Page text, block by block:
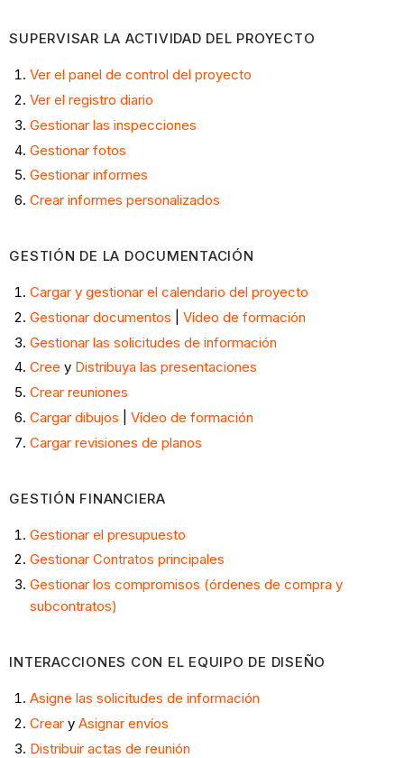
SUPERVISAR LA ACTIVIDAD DEL PROYECTO
Ver el panel de control del proyecto
Ver el registro diario
Gestionar las inspecciones
Gestionar fotos
Gestionar informes
Crear informes personalizados
GESTIÓN DE LA DOCUMENTACIÓN
Cargar y gestionar el calendario del proyecto
Gestionar documentos
Vídeo de formación
Gestionar las solicitudes de información
Cree y Distribuya las presentaciones
Crear reuniones
Cargar dibujos
Vídeo de formación
Cargar revisiones de planos
GESTIÓN FINANCIERA
Gestionar el presupuesto
Gestionar Contratos principales
Gestionar los compromisos (órdenes de compra y
subcontratos)
INTERACCIONES CON EL EQUIPO DE DISEÑO
Asigne las solicitudes de información
Creary Asignar envíos
Distribuir actas de reunión